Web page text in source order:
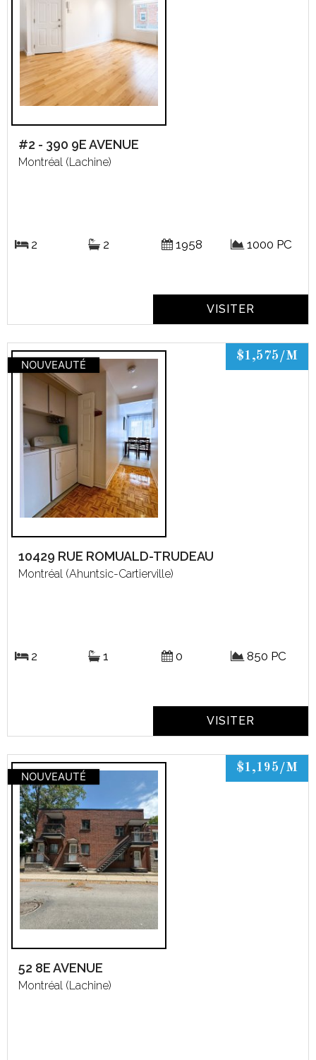
#2 - 390 9E AVENUE
Montréal (Lachine)
2 2 1958 1000 PC
VISITER
$1,575/M
NOUVEAUTÉ
10429 RUE ROMUALD-TRUDEAU
Montréal (Ahuntsic-Cartierville)
2 1 0 850 PC
VISITER
$1,195/M
NOUVEAUTÉ
52 8E AVENUE
Montréal (Lachine)